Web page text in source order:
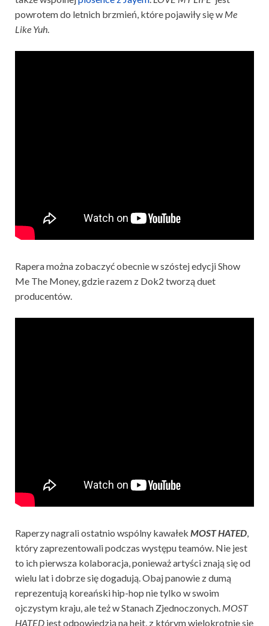
powrotem do letnich brzmień, które pojawiły się w Me
Like Yuh.
Rapera można zobaczyć obecnie w szóstej edycji Show
Me The Money, gdzie razem z Dok2 tworzą duet
producentów.
Raperzy nagrali ostatnio wspólny kawałek MOST HATED,
który zaprezentowali podczas występu teamów. Nie jest
to ich pierwsza kolaboracja, ponieważ artyści znają się od
wielu lat i dobrze się dogadują. Obaj panowie z dumą
reprezentują koreański hip-hop nie tylko w swoim
ojczystym kraju, ale też w Stanach Zjednoczonych. MOST
HATED jest odpowiedzią na hejt, z którym wielokrotnie się